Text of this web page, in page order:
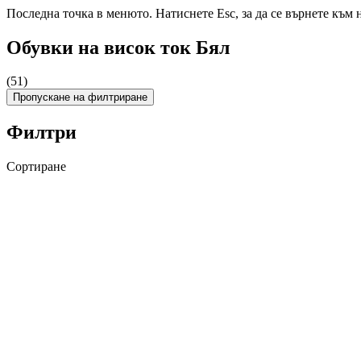
Последна точка в менюто. Натиснете Esc, за да се върнете към
Обувки на висок ток Бял
(51)
Пропускане на филтриране
Филтри
Сортиране